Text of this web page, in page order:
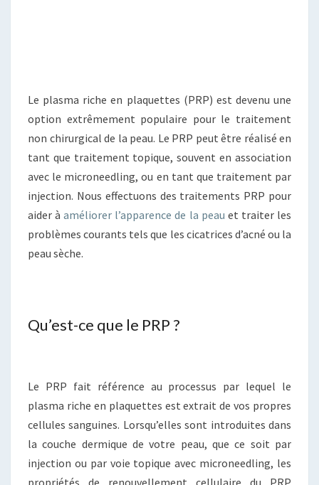
Le plasma riche en plaquettes (PRP) est devenu une
option extrêmement populaire pour le traitement
non chirurgical de la peau. Le PRP peut être réalisé en
tant que traitement topique, souvent en association
avec le microneedling, ou en tant que traitement par
injection. Nous effectuons des traitements PRP pour
aider àaméliorer l’apparence de la peau et traiter les
problèmes courants tels que les cicatrices d’acné ou la
peau sèche.
Qu’est-ce que le PRP ?
Le PRP fait référence au processus par lequel le
plasma riche en plaquettes est extrait de vos propres
cellules sanguines. Lorsqu’elles sont introduites dans
la couche dermique de votre peau, que ce soit par
injection ou par voie topique avec microneedling, les
propriétés de renouvellement cellulaire du PRP